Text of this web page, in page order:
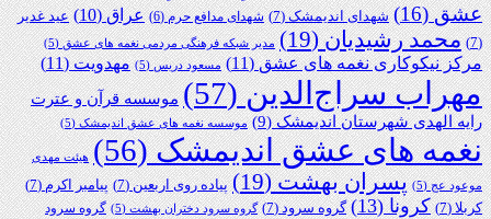
عشق(16) شهدای اندیمشک(7) شهدای مدافع حرم(6) عراق(10)
عید غدیر
(7)
محمد رشیدیان(19) مدیر شبکه فرهنگی مردمی نغمه های عشق(5)
مرکز نیکوکاری نغمه های عشق(11) مسعود دریس(5) مهدویت(11)
مهراب سراج‌الدین(57)
موسسه قرآن و عترت
رایه الهدی شهرستان اندیمشک(9) موسسه نغمه های عشق اندیمشک(5)
نغمه های عشق اندیمشک(56) هیئت مهدی
موعود عج(5) پسران بهشت(19) پیاده روی اربعین(7) پیامبر اکرم(7)
کربلا(7) کرونا(13) گروه سرود(7) گروه سرود دختران بهشت(5)
گروه سرود